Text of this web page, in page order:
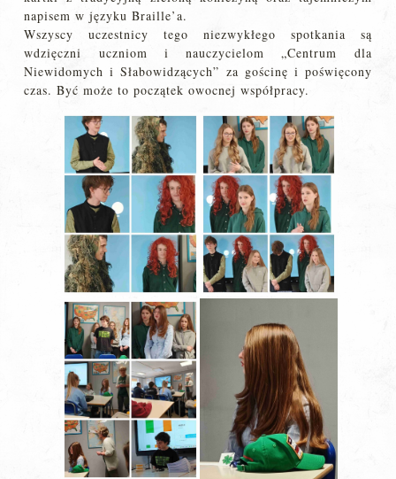
napisem w języku Braille’a.
Wszyscy uczestnicy tego niezwykłego spotkania są
wdzięczni uczniom i nauczycielom „Centrum dla
Niewidomych i Słabowidzących” za gościnę i poświęcony
czas. Być może to początek owocnej współpracy.